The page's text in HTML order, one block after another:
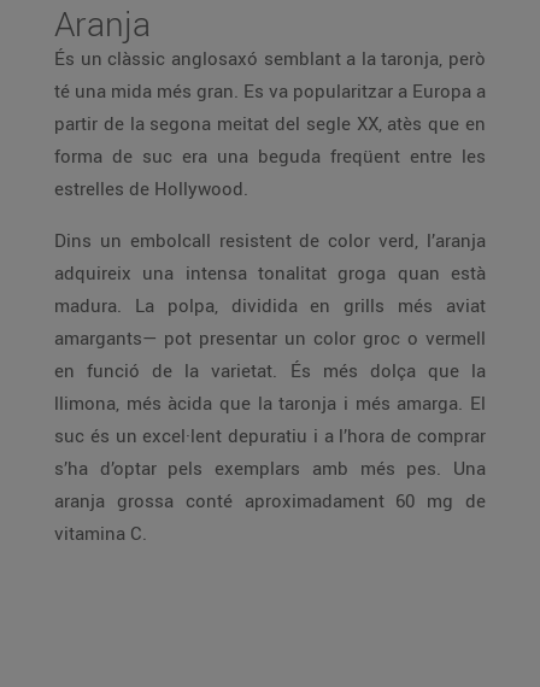
Aranja
És un clàssic anglosaxó semblant a la taronja, però
té una mida més gran. Es va popularitzar a Europa a
partir de la segona meitat del segle XX, atès que en
forma de suc era una beguda freqüent entre les
estrelles de Hollywood.
Dins un embolcall resistent de color verd, l’aranja
adquireix una intensa tonalitat groga quan està
madura. La polpa, dividida en grills més aviat
amargants— pot presentar un color groc o vermell
en funció de la varietat. És més dolça que la
llimona, més àcida que la taronja i més amarga. El
suc és un excel·lent depuratiu i a l’hora de comprar
s’ha d’optar pels exemplars amb més pes. Una
aranja grossa conté aproximadament 60 mg de
vitamina C.